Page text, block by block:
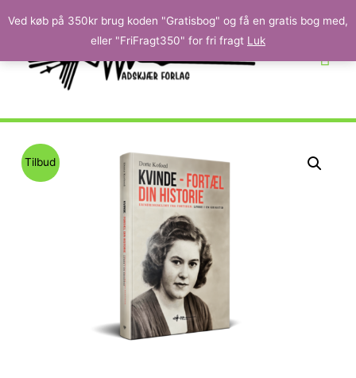
Ved køb på 350kr brug koden "Gratisbog" og få en gratis bog med,
eller "FriFragt350" for fri fragt Luk
Tilbud